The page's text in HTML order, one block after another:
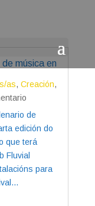
música en
as, Creación,
de
edición do
que terá
Fluvial
para